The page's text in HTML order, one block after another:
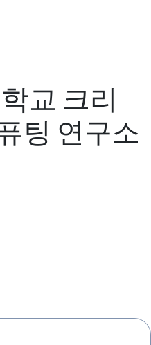
교 크리
팅 연구소